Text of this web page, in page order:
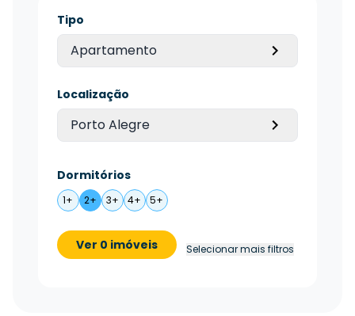
Tipo
Apartamento
Localização
Porto Alegre
Dormitórios
1+ 2+ 3+ 4+ 5+
Ver 0 imóveis Selecionar mais filtros